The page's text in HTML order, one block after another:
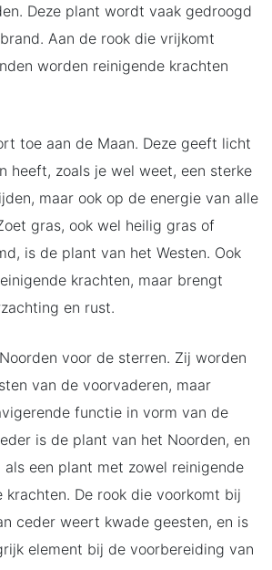
Deze plant wordt vaak gedroogd
Aan de rook die vrijkomt
worden reinigende krachten
toe aan de Maan. Deze geeft licht
heeft, zoals je wel weet, een sterke
maar ook op de energie van alle
gras, ook wel heilig gras of
is de plant van het Westen. Ook
krachten, maar brengt
en rust.
voor de sterren. Zij worden
van de voorvaderen, maar
functie in vorm van de
is de plant van het Noorden, en
een plant met zowel reinigende
krachten. De rook die voorkomt bij
ceder weert kwade geesten, en is
element bij de voorbereiding van